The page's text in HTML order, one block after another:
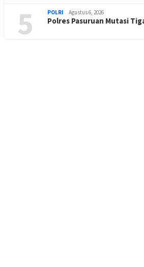
5
POLRI Agustus 6, 2026
Polres Pasuruan Mutasi